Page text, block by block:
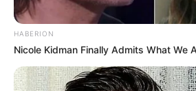
HABERION
Nicole Kidman Finally Admits What We